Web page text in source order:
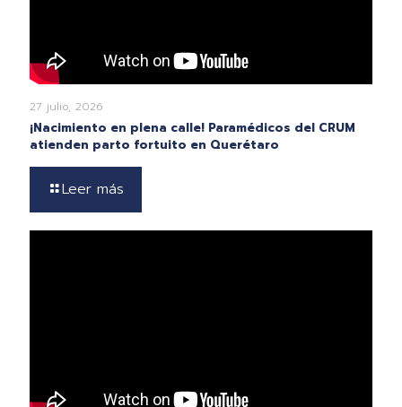
27 julio, 2026
¡Nacimiento en plena calle! Paramédicos del CRUM
atienden parto fortuito en Querétaro
Leer más